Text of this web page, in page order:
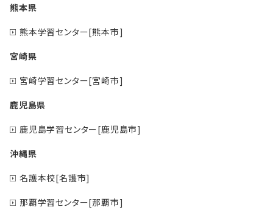
熊本県
熊本学習センター[熊本市]
宮崎県
宮崎学習センター[宮崎市]
鹿児島県
鹿児島学習センター[鹿児島市]
沖縄県
名護本校[名護市]
那覇学習センター[那覇市]